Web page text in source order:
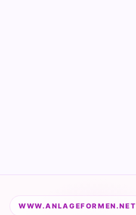
WWW.ANLAGEFORMEN.NET